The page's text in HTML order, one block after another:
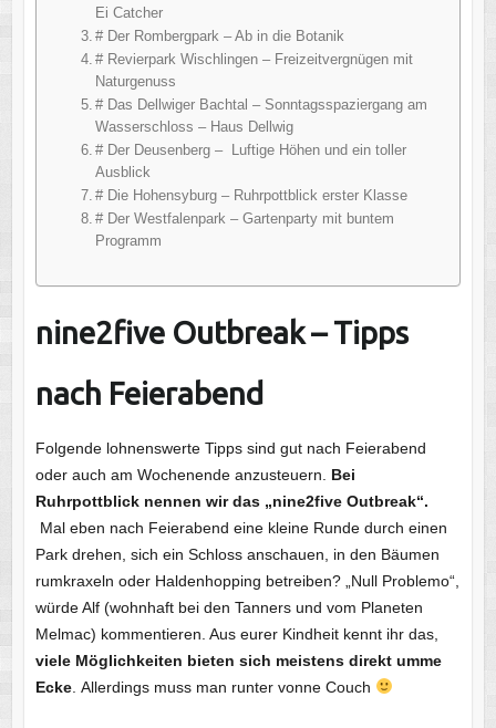
Ei Catcher
# Der Rombergpark – Ab in die Botanik
# Revierpark Wischlingen – Freizeitvergnügen mit
Naturgenuss
# Das Dellwiger Bachtal – Sonntagsspaziergang am
Wasserschloss – Haus Dellwig
# Der Deusenberg – Luftige Höhen und ein toller
Ausblick
# Die Hohensyburg – Ruhrpottblick erster Klasse
# Der Westfalenpark – Gartenparty mit buntem
Programm
nine2five Outbreak – Tipps
nach Feierabend
Folgende lohnenswerte Tipps sind gut nach Feierabend
oder auch am Wochenende anzusteuern. Bei
Ruhrpottblick nennen wir das „nine2five Outbreak“.
Mal eben nach Feierabend eine kleine Runde durch einen
Park drehen, sich ein Schloss anschauen, in den Bäumen
rumkraxeln oder Haldenhopping betreiben? „Null Problemo“,
würde Alf (wohnhaft bei den Tanners und vom Planeten
Melmac) kommentieren. Aus eurer Kindheit kennt ihr das,
viele Möglichkeiten bieten sich meistens direkt umme
Ecke. Allerdings muss man runter vonne Couch